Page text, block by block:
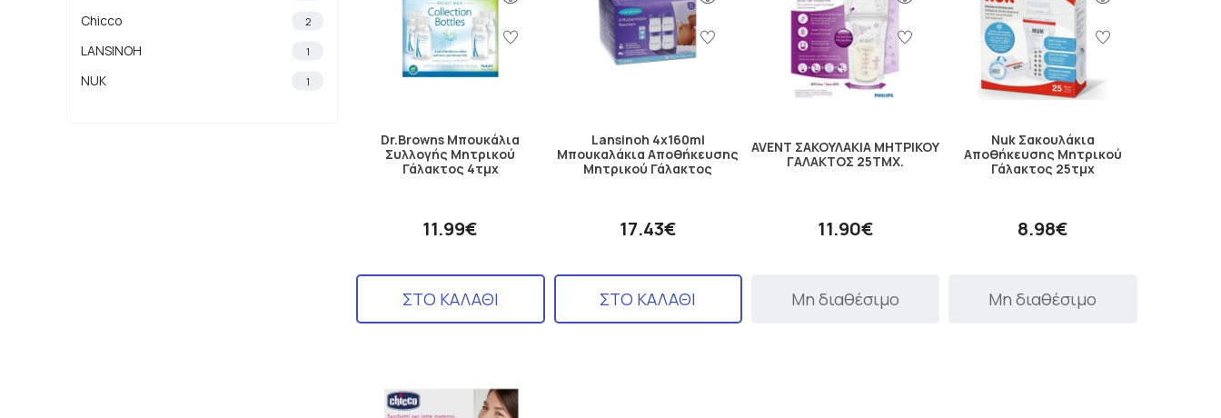
Chicco 2
LANSINOH 1
NUK 1
Dr.Browns Μπουκάλια
Συλλογής Μητρικού
Γάλακτος 4τμχ
11.99€
ΣΤΟ ΚΑΛΑΘΙ
Lansinoh 4x160ml
Μπουκαλάκια Αποθήκευσης
Μητρικού Γάλακτος
17.43€
ΣΤΟ ΚΑΛΑΘΙ
AVENT ΣΑΚΟΥΛΑΚΙΑ ΜΗΤΡΙΚΟΥ
ΓΑΛΑΚΤΟΣ 25ΤΜΧ.
11.90€
Μη διαθέσιμο
Nuk Σακουλάκια
Αποθήκευσης Μητρικού
Γάλακτος 25τμχ
8.98€
Μη διαθέσιμο